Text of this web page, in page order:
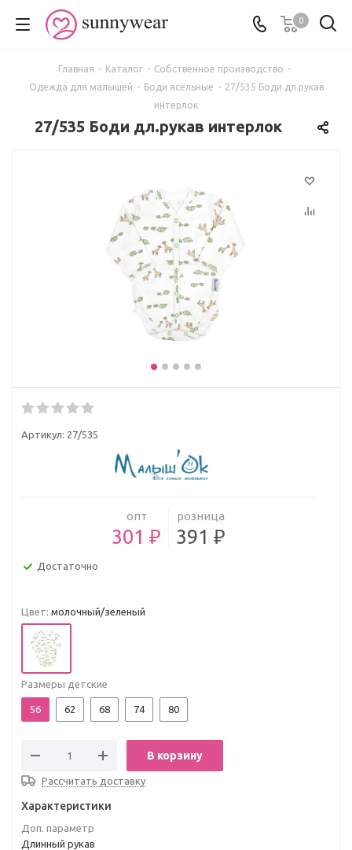
0
Главная - Каталог - Собственное производство -
Одежда для малышей - Боди ясельные - 27/535 Боди дл.рукав
интерлок
27/535 Боди дл.рукав интерлок
Артикул: 27/535
опт
301 ₽
розница
391 ₽
Достаточно
Цвет: молочный/зеленый
Размеры детские
56 62 68 74 80
В корзину
Рассчитать доставку
Характеристики
Доп. параметр
Длинный рукав